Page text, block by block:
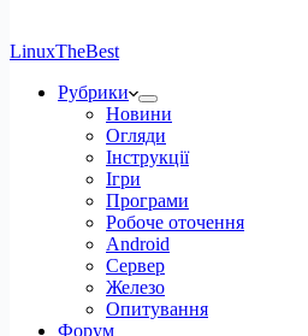
LinuxTheBest
Рубрики
Новини
Огляди
Інструкції
Ігри
Програми
Робоче оточення
Android
Сервер
Железо
Опитування
Форум